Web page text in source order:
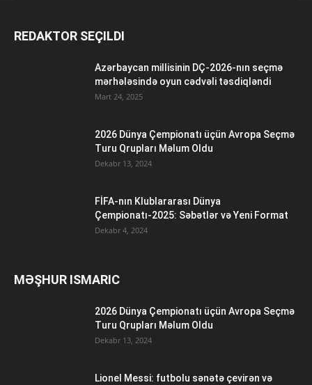
REDAKTOR SEÇILDI
Azərbaycan millisinin DÇ-2026-nın seçmə
mərhələsində oyun cədvəli təsdiqləndi
Mart 24, 2025
2026 Dünya Çempionatı üçün Avropa Seçmə
Turu Qrupları Məlum Oldu
Dekabr 13, 2024
FİFA-nın Klublararası Dünya
Çempionatı-2025: Səbətlər və Yeni Format
Dekabr 4, 2024
MƏŞHUR ISMARIC
2026 Dünya Çempionatı üçün Avropa Seçmə
Turu Qrupları Məlum Oldu
Dekabr 13, 2024
Lionel Messi: futbolu sənətə çevirən və